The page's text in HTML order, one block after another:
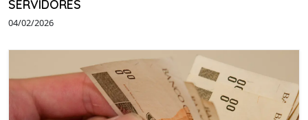
SERVIDORES
04/02/2026